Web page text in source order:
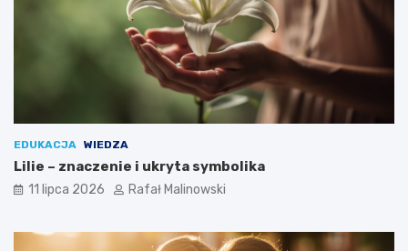
EDUKACJA WIEDZA
Lilie – znaczenie i ukryta symbolika
11 lipca 2026 Rafał Malinowski